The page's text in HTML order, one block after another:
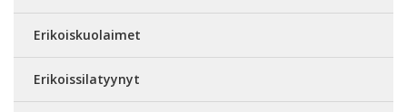
Erikoiskuolaimet
Erikoissilatyynyt